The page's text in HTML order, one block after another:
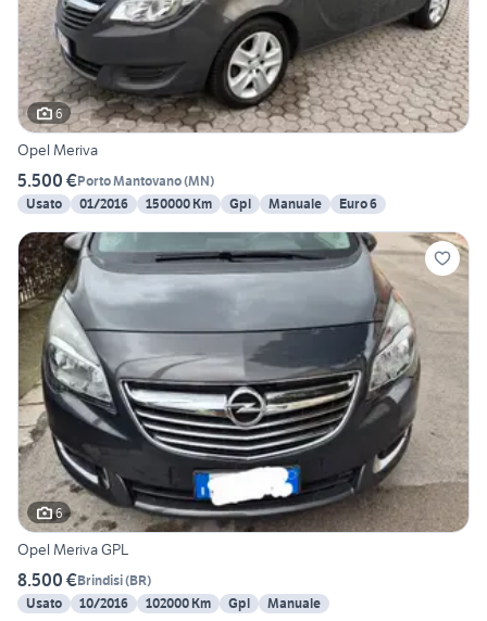
6
Opel Meriva
5.500 €Porto Mantovano(MN)
Usato
01/2016 150000 Km Gpl Manuale Euro 6
6
Opel Meriva GPL
8.500 €Brindisi(BR)
Usato
10/2016 102000 Km Gpl Manuale